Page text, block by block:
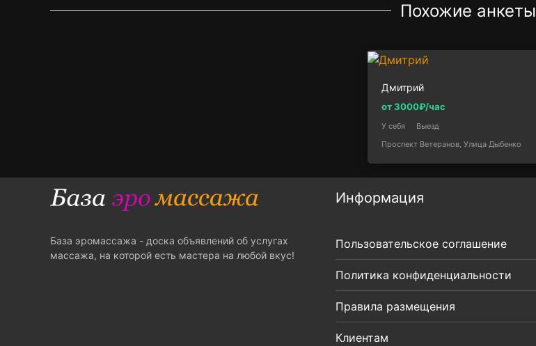
Похожие анкеты
Дмитрий
от 3000₽/час
У себя
Выезд
Проспект Ветеранов, Улица Дыбенко
База эромассажа - доска объявлений об услугах
массажа, на которой есть мастера на любой вкус!
Информация
Пользовательское соглашение
Политика конфиденциальности
Правила размещения
Клиентам